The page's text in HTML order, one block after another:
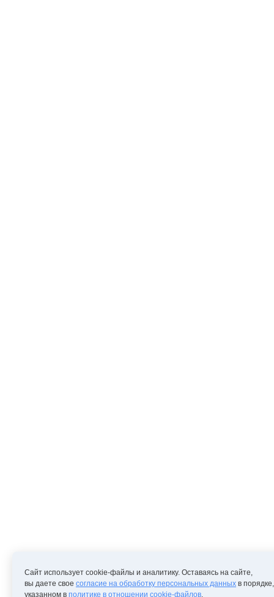
Сайт использует cookie-файлы и аналитику. Оставаясь на сайте,
вы даете свое согласие на обработку персональных данных в порядке,
указанном в политике в отношении cookie-файлов.